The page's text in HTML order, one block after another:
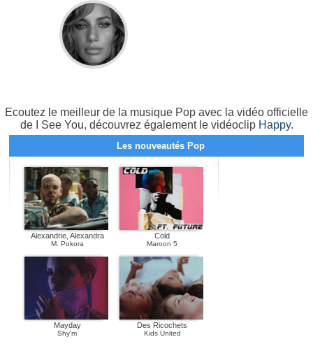
Ecoutez le meilleur de la musique Pop avec la vidéo officielle
de I See You, découvrez également le vidéoclip Happy.
Les nouveautés Pop
Alexandrie, Alexandra
M. Pokora
Cold
Maroon 5
Mayday
Shy'm
Des Ricochets
Kids United